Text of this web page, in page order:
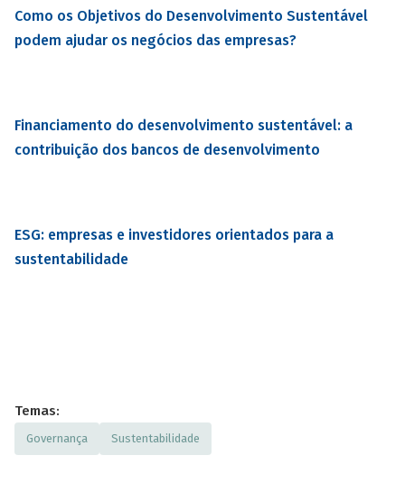
Como os Objetivos do Desenvolvimento Sustentável
podem ajudar os negócios das empresas?
Financiamento do desenvolvimento sustentável: a
contribuição dos bancos de desenvolvimento
ESG: empresas e investidores orientados para a
sustentabilidade
Temas:
Governança Sustentabilidade